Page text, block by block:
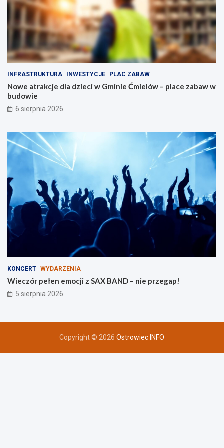
r
a
c
j
d
l
a
r
z
i
n
m
n
p
ę
z
i
e
INFRASTRUKTURA INWESTYCJE PLAC ZABAW
Nowe atrakcje dla dzieci w Gminie Ćmielów – place zabaw w
budowie
6 sierpnia 2026
KONCERT WYDARZENIA
Wieczór pełen emocji z SAX BAND – nie przegap!
5 sierpnia 2026
Copyright © 2026 Ostrowiec INFO